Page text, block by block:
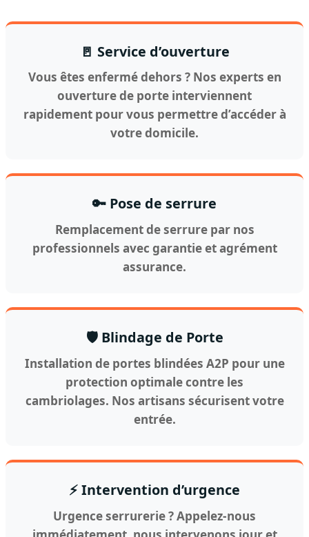
🚪 Service d’ouverture
Vous êtes enfermé dehors ? Nos experts en
ouverture de porte interviennent
rapidement pour vous permettre d’accéder à
votre domicile.
🔑 Pose de serrure
Remplacement de serrure par nos
professionnels avec garantie et agrément
assurance.
🛡️ Blindage de Porte
Installation de portes blindées A2P pour une
protection optimale contre les
cambriolages. Nos artisans sécurisent votre
entrée.
⚡ Intervention d’urgence
Urgence serrurerie ? Appelez-nous